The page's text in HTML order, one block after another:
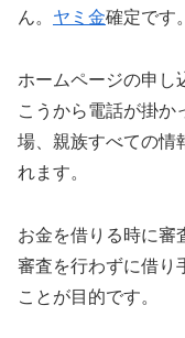
ん。 ヤミ金確定です。
ホームページの申し
こうから電話が掛か
場、親族すべての情
れます。
お金を借りる時に審
審査を行わずに借り
ことが目的です。